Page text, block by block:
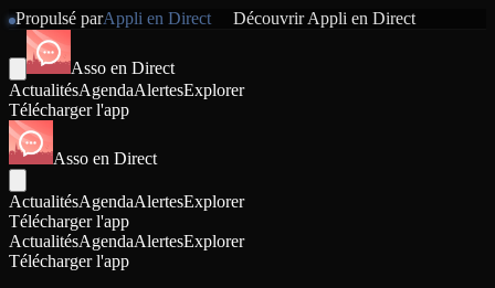
Propulsé parAppli en Direct DécouvrirAppli en Direct
Asso en Direct
ActualitésAgendaAlertesExplorer
Télécharger l'app
Asso en Direct
ActualitésAgendaAlertesExplorer
Télécharger l'app
ActualitésAgendaAlertesExplorer
Télécharger l'app